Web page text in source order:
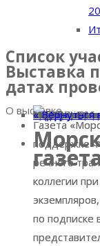
Список
Выставка
датах
« Вернуться
Номер
Страна:
Россия
Адрес:
105187, г.
Телефон:
+7 (495)
E-mail:
Сайт:
http://
Газета
поддержке
речного
коллегии
по подписке
« Вернуться
« Вернуться
http://
105187, г.
+7 (495)
Газета
поддержке
речного
коллегии
по подписке
« Вернуться
О выставке
Выставка
Разделы
Список
Место и
Итоговый
Контакты